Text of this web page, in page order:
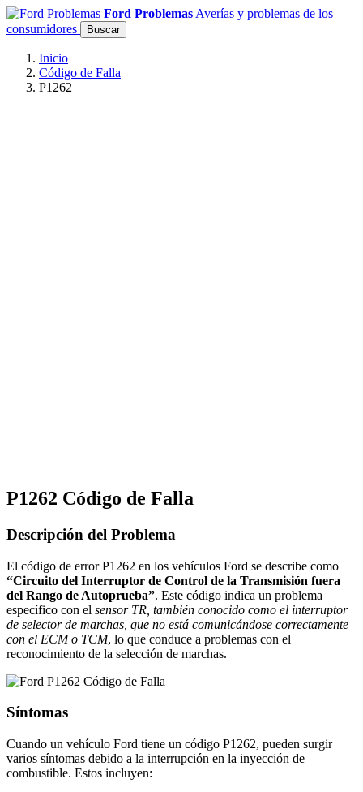
Ford Problemas Averías y problemas de los
consumidores
Buscar
Inicio
Código de Falla
P1262
P1262 Código de Falla
Descripción del Problema
El código de error P1262 en los vehículos Ford se describe como
“Circuito del Interruptor de Control de la Transmisión fuera
del Rango de Autoprueba”. Este código indica un problema
específico con el sensor TR, también conocido como el interruptor
de selector de marchas, que no está comunicándose correctamente
con el ECM o TCM, lo que conduce a problemas con el
reconocimiento de la selección de marchas.
Síntomas
Cuando un vehículo Ford tiene un código P1262, pueden surgir
varios síntomas debido a la interrupción en la inyección de
combustible. Estos incluyen: